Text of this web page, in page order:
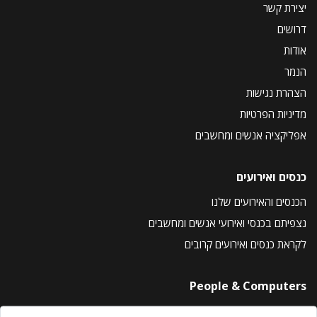
יצירת קשר
דרושים
אודות
הנמר
הצהרת נגישות
מדיניות הפרטיות
אפליקציה אנשים ומחשבים
כנסים ואירועים
הכנסים והאירועים שלנו
נצפיתם בכנסי ואירועי אנשים ומחשבים
לקראת כנסים ואירועים קרובים
People & Computers
About Us